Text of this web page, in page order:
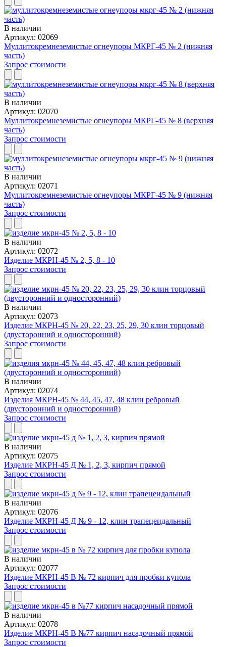
В наличии
Артикул: 02069
Муллитокремнеземистые огнеупоры МКРГ-45 № 2 (нижняя
часть)
Запрос стоимости
В наличии
Артикул: 02070
Муллитокремнеземи­стые огнеупоры МКРГ-45 № 8 (верхняя
часть)
Запрос стоимости
В наличии
Артикул: 02071
Муллитокремнеземи­стые огнеупоры МКРГ-45 № 9 (нижняя
часть)
Запрос стоимости
В наличии
Артикул: 02072
Изделие МКРН-45 № 2, 5, 8 - 10
Запрос стоимости
В наличии
Артикул: 02073
Изделие МКРН-45 № 20, 22, 23, 25, 29, 30 клин торцовый
(двусторонний и односторонний)
Запрос стоимости
В наличии
Артикул: 02074
Изделия МКРН-45 № 44, 45, 47, 48 клин ребровый
(двусторонний и односторонний)
Запрос стоимости
В наличии
Артикул: 02075
Изделие МКРН-45 Д № 1, 2, 3, кирпич прямой
Запрос стоимости
В наличии
Артикул: 02076
Изделие МКРН-45 Д № 9 - 12, клин трапецеидальный
Запрос стоимости
В наличии
Артикул: 02077
Изделие МКРН-45 В № 72 кирпич для пробки купола
Запрос стоимости
В наличии
Артикул: 02078
Изделие МКРН-45 В №77 кирпич насадочный прямой
Запрос стоимости